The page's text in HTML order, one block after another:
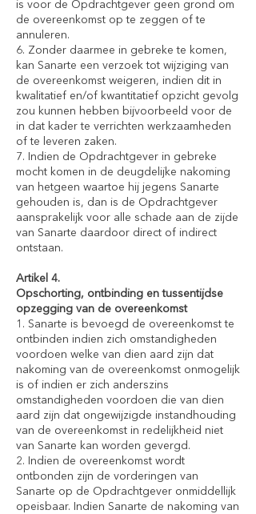
is voor de Opdrachtgever geen grond om
de overeenkomst op te zeggen of te
annuleren.
6. Zonder daarmee in gebreke te komen,
kan Sanarte een verzoek tot wijziging van
de overeenkomst weigeren, indien dit in
kwalitatief en/of kwantitatief opzicht gevolg
zou kunnen hebben bijvoorbeeld voor de
in dat kader te verrichten werkzaamheden
of te leveren zaken.
7. Indien de Opdrachtgever in gebreke
mocht komen in de deugdelijke nakoming
van hetgeen waartoe hij jegens Sanarte
gehouden is, dan is de Opdrachtgever
aansprakelijk voor alle schade aan de zijde
van Sanarte daardoor direct of indirect
ontstaan.
Artikel 4.
Opschorting, ontbinding en tussentijdse
opzegging van de overeenkomst
1. Sanarte is bevoegd de overeenkomst te
ontbinden indien zich omstandigheden
voordoen welke van dien aard zijn dat
nakoming van de overeenkomst onmogelijk
is of indien er zich anderszins
omstandigheden voordoen die van dien
aard zijn dat ongewijzigde instandhouding
van de overeenkomst in redelijkheid niet
van Sanarte kan worden gevergd.
2. Indien de overeenkomst wordt
ontbonden zijn de vorderingen van
Sanarte op de Opdrachtgever onmiddellijk
opeisbaar. Indien Sanarte de nakoming van